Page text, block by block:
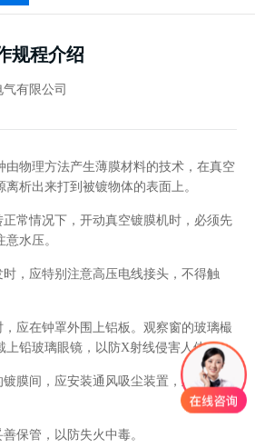
规程介绍
有限公司
物理方法产生薄膜材料的技术，在真空
析出来打到被镀物体的表面上。
情况下，开动真空镀膜机时，必须先
水压。
应特别注意高压电线接头，不得触
在钟罩外围上铝板。观察窗的玻璃樶
上铅玻璃眼镜，以防X射线侵害人体。
间，应安装通风吸尘装置，及时排除
管，以防失火中毒。